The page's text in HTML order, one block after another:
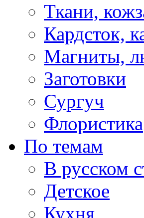
Ткани,
Кардсток,
Магниты,
Заготовки
Сургуч
Флористика
По темам
В русском
Детское
Кухня